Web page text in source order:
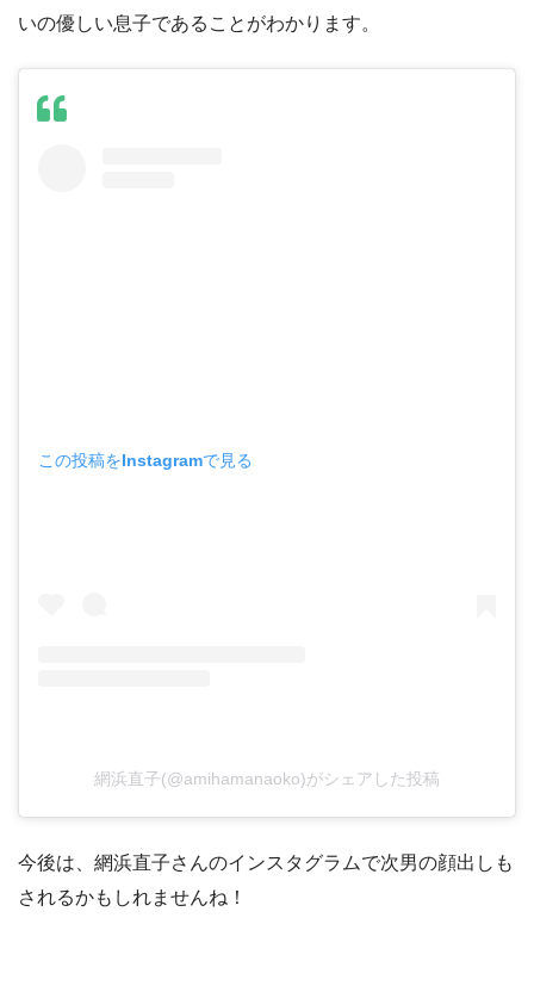
いの優しい息子であることがわかります。
この投稿をInstagramで見る
網浜直子(@amihamanaoko)がシェアした投稿
今後は、網浜直子さんのインスタグラムで次男の顔出しも
されるかもしれませんね！